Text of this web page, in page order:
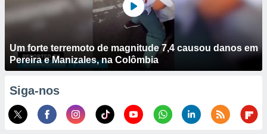
Um forte terremoto de magnitude 7,4 causou danos em
Pereira e Manizales, na Colômbia
Siga-nos